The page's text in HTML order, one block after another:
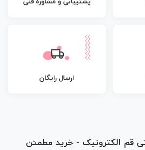
ارسال رایگان
قم الکترونیک - خرید مطمئن